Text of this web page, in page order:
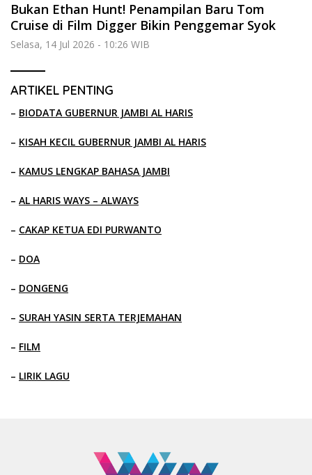
Bukan Ethan Hunt! Penampilan Baru Tom
Cruise di Film Digger Bikin Penggemar Syok
Selasa, 14 Jul 2026 - 10:26 WIB
ARTIKEL PENTING
– BIODATA GUBERNUR JAMBI AL HARIS
– KISAH KECIL GUBERNUR JAMBI AL HARIS
– KAMUS LENGKAP BAHASA JAMBI
– AL HARIS WAYS – ALWAYS
– CAKAP KETUA EDI PURWANTO
– DOA
– DONGENG
– SURAH YASIN SERTA TERJEMAHAN
– FILM
– LIRIK LAGU